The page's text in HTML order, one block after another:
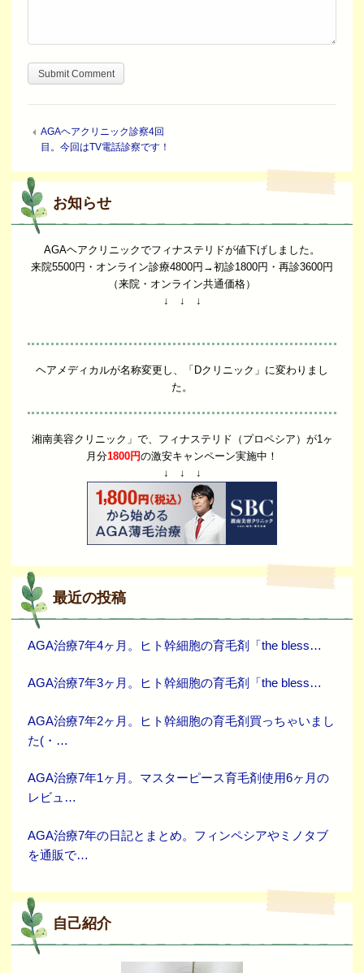
AGAヘアクリニック診察4回
目。今回はTV電話診察です！
お知らせ
AGAヘアクリニックでフィナステリドが値下げしました。
来院5500円・オンライン診療4800円→初診1800円・再診3600円
（来院・オンライン共通価格）
↓ ↓ ↓
ヘアメディカルが名称変更し、「Dクリニック」に変わりまし
た。
湘南美容クリニック」で、フィナステリド（プロペシア）が1ヶ
月分1800円の激安キャンペーン実施中！
↓ ↓ ↓
最近の投稿
AGA治療7年4ヶ月。ヒト幹細胞の育毛剤「the bless…
AGA治療7年3ヶ月。ヒト幹細胞の育毛剤「the bless…
AGA治療7年2ヶ月。ヒト幹細胞の育毛剤買っちゃいまし
た(・…
AGA治療7年1ヶ月。マスターピース育毛剤使用6ヶ月の
レビュ…
AGA治療7年の日記とまとめ。フィンペシアやミノタブ
を通販で…
自己紹介